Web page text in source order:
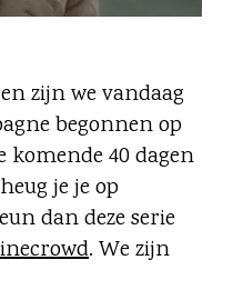
zijn we vandaag
begonnen op
komende 40 dagen
je je op
dan deze serie
. We zijn